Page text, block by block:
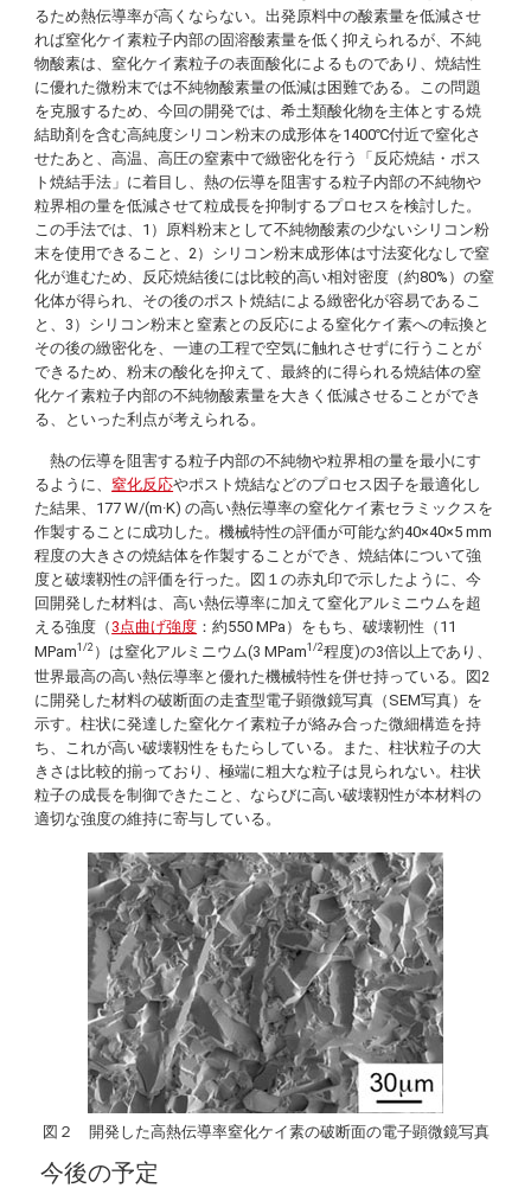
るため熱伝導率が高くならない。出発原料中の酸素量を低減させ
れば窒化ケイ素粒子内部の固溶酸素量を低く抑えられるが、不純
物酸素は、窒化ケイ素粒子の表面酸化によるものであり、焼結性
に優れた微粉末では不純物酸素量の低減は困難である。この問題
を克服するため、今回の開発では、希土類酸化物を主体とする焼
結助剤を含む高純度シリコン粉末の成形体を1400℃付近で窒化さ
せたあと、高温、高圧の窒素中で緻密化を行う「反応焼結・ポス
ト焼結手法」に着目し、熱の伝導を阻害する粒子内部の不純物や
粒界相の量を低減させて粒成長を抑制するプロセスを検討した。
この手法では、1）原料粉末として不純物酸素の少ないシリコン粉
末を使用できること、2）シリコン粉末成形体は寸法変化なしで窒
化が進むため、反応焼結後には比較的高い相対密度（約80%）の窒
化体が得られ、その後のポスト焼結による緻密化が容易であるこ
と、3）シリコン粉末と窒素との反応による窒化ケイ素への転換と
その後の緻密化を、一連の工程で空気に触れさせずに行うことが
できるため、粉末の酸化を抑えて、最終的に得られる焼結体の窒
化ケイ素粒子内部の不純物酸素量を大きく低減させることができ
る、といった利点が考えられる。
熱の伝導を阻害する粒子内部の不純物や粒界相の量を最小にす
るように、窒化反応やポスト焼結などのプロセス因子を最適化し
た結果、177 W/(m·K) の高い熱伝導率の窒化ケイ素セラミックスを
作製することに成功した。機械特性の評価が可能な約40×40×5 mm
程度の大きさの焼結体を作製することができ、焼結体について強
度と破壊靱性の評価を行った。図１の赤丸印で示したように、今
回開発した材料は、高い熱伝導率に加えて窒化アルミニウムを超
える強度（ 3点曲げ強度 ：約550 MPa）をもち、破壊靭性（11
MPam1/2 ）は窒化アルミニウム(3 MPam1/2程度)の3倍以上であり、
世界最高の高い熱伝導率と優れた機械特性を併せ持っている。図2
に開発した材料の破断面の走査型電子顕微鏡写真（SEM写真）を
示す。柱状に発達した窒化ケイ素粒子が絡み合った微細構造を持
ち、これが高い破壊靱性をもたらしている。また、柱状粒子の大
きさは比較的揃っており、極端に粗大な粒子は見られない。柱状
粒子の成長を制御できたこと、ならびに高い破壊靱性が本材料の
適切な強度の維持に寄与している。
図２ 開発した高熱伝導率窒化ケイ素の破断面の電子顕微鏡写真
今後の予定